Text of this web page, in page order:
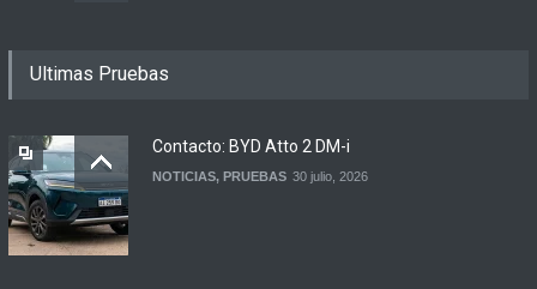
firmaron un acuerdo
Ultimas Pruebas
Contacto: BYD Atto 2 DM-i
NOTICIAS, PRUEBAS 30 julio, 2026